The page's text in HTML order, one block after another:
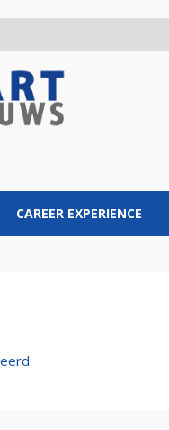
CAREER EXPERIENCE